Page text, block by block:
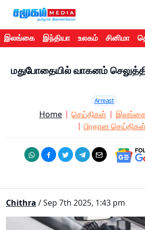
இலங்கை இந்தியா உலகம் சினிமா
மதுபோதையில் வாகனம்
Arreast
Home செய்திகள்
இலங்கை
பிரதான செய்திகள்
Chithra / Sep 7th 2025, 1:43 pm